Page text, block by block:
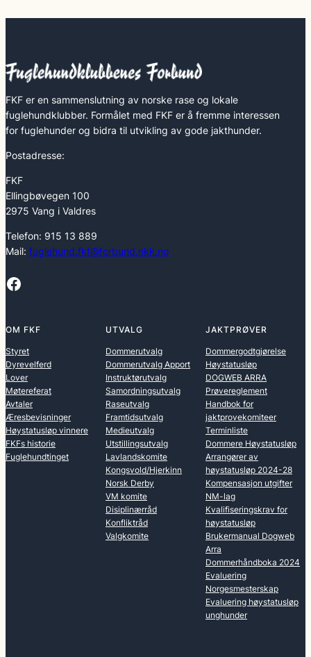
FKF er en sammenslutning av norske rase og lokale
fuglehundklubber. Formålet med FKF er å fremme interessen
for fuglehunder og bidra til utvikling av gode jakthunder.
Postadresse:
FKF
Ellingbøvegen 100
2975 Vang i Valdres
Telefon: 915 13 889
Mail: fuglehund.fkf@forbund.nkk.no
Facebook
OM FKF
Styret
Dyrevelferd
Lover
Møtereferat
Avtaler
Æresbevisninger
Høystatusløp vinnere
FKFs historie
Fuglehundtinget
UTVALG
Dommerutvalg
Dommerutvalg Apport
Instruktørutvalg
Samordningsutvalg
Raseutvalg
Framtidsutvalg
Medieutvalg
Utstillingsutvalg
Lavlandskomite
Kongsvold/Hjerkinn
Norsk Derby
VM komite
Disiplinærråd
Konfliktråd
Valgkomite
JAKTPRØVER
Dommergodtgjørelse
Høystatusløp
DOGWEB ARRA
Prøvereglement
Handbok for
jaktprovekomiteer
Terminliste
Dommere Høystatusløp
Arrangører av
høystatusløp 2024-28
Kompensasjon utgifter
NM-lag
Kvalifiseringskrav for
høystatusløp
Brukermanual Dogweb
Arra
Dommerhåndboka 2024
Evaluering
Norgesmesterskap
Evaluering høystatusløp
unghunder